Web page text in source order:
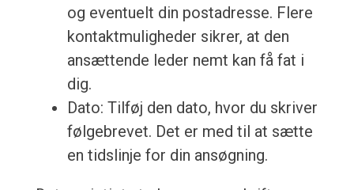
og eventuelt din postadresse. Flere
kontaktmuligheder sikrer, at den
ansættende leder nemt kan få fat i
dig.
Dato: Tilføj den dato, hvor du skriver
følgebrevet. Det er med til at sætte
en tidslinje for din ansøgning.